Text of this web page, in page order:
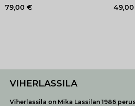
79,00 € 49,00
VIHERLASSILA
Viherlassila on Mika Lassilan 1986